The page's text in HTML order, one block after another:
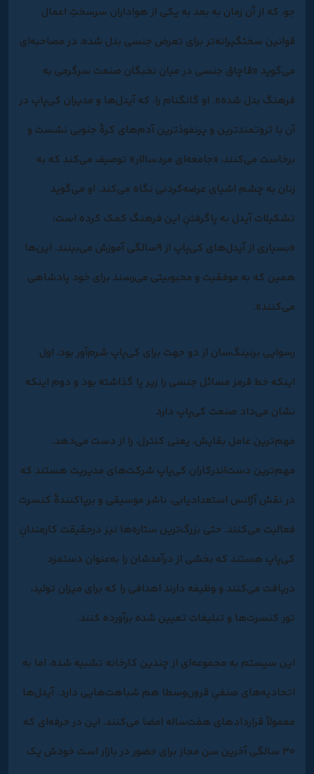
جو، که از آن زمان به بعد به یکی از هواداران سرسختِ اعمال
قوانین سختگیرانه‌تر برای تعرض جنسی بدل شده، در مصاحبه‌ای
می‌گوید «قاچاق جنسی در میان نخبگان صنعت سرگرمی به
فرهنگ بدل شده». او گانگنام را، که آیدل‌ها و مدیران کی‌پاپ در
آن با ثروتمندترین و پرنفوذترین آدم‌های کرۀ جنوبی نشست و
برخاست می‌کنند، «جامعه‌ای مردسالار» توصیف می‌کند که به
زنان به چشم اشیای عرضه‌کردنی نگاه می‌کند. او می‌گوید
تشکیلات آیدل به پاگرفتنِ این فرهنگ کمک کرده است:
«بسیاری از آیدل‌های کی‌پاپ از ۹سالگی آموزش می‌بینند. این‌ها
همین که به موفقیت و محبوبیتی می‌رسند برای خود پادشاهی
می‌کنند».
رسوایی برنینگ‌سان از دو جهت برای کی‌پاپ شرم‌آور بود، اول
اینکه خط قرمز مسائل جنسی را زیر پا گذاشته بود و دوم اینکه
نشان می‌داد صنعت کی‌پاپ دارد
مهم‌ترین عامل بقایش، یعنی کنترل، را از دست می‌دهد.
مهم‌ترین دست‌اندرکاران کی‌پاپ شرکت‌های مدیریت هستند که
در نقش آژانس‌ استعدادیابی، ناشر موسیقی و برپاکنندۀ کنسرت‌
فعالیت می‌کنند. حتی بزرگ‌ترین ستاره‌ها نیز درحقیقت کارمندانِ
کی‌پاپ هستند که بخشی از درآمدشان را به‌عنوان دستمزد
دریافت می‌کنند و وظیفه دارند اهدافی را که برای میزان تولید،
تور کنسرت‌ها و تبلیغات تعیین شده برآورده کنند.
این سیستم به مجموعه‌ای از چندین کارخانه تشبیه شده، اما به
اتحادیه‌های صنفیِ قرون‌وسطا هم شباهت‌هایی دارد. آیدل‌ها
معمولاً قراردادهای هفت‌ساله امضا می‌کنند. این در حرفه‌ای که
۳۰ سالگی آخرین سن مجاز برای حضور در بازار است خودش یک